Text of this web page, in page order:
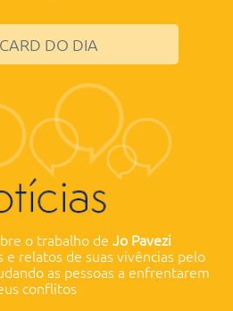
DO DIA
o trabalho de Jo Pavezi
e relatos de suas vivências pelo
as pessoas a enfrentarem
conflitos